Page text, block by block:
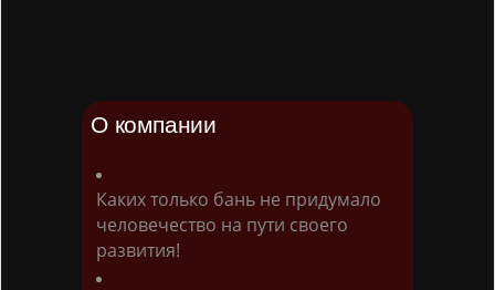
О компании
Каких только бань не придумало
человечество на пути своего
развития!